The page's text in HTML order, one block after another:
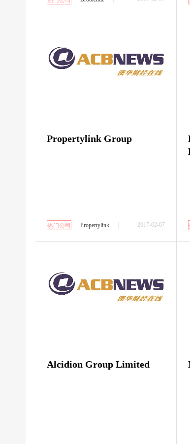
Propertylink Group
热门公司 Propertylink 2017-02-07
Alcidion Group Limited